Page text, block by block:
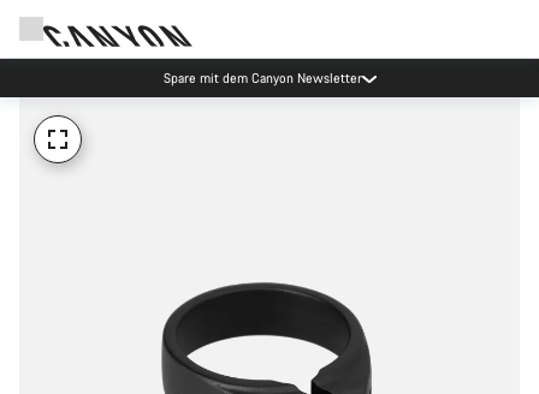
Spare mit dem Canyon Newsletter